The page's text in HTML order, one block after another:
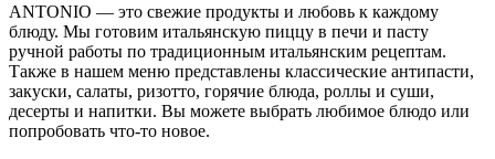
ANTONIO — это свежие продукты и любовь к каждому
блюду. Мы готовим итальянскую пиццу в печи и пасту
ручной работы по традиционным итальянским рецептам.
Также в нашем меню представлены классические антипасти,
закуски, салаты, ризотто, горячие блюда, роллы и суши,
десерты и напитки. Вы можете выбрать любимое блюдо или
попробовать что-то новое.